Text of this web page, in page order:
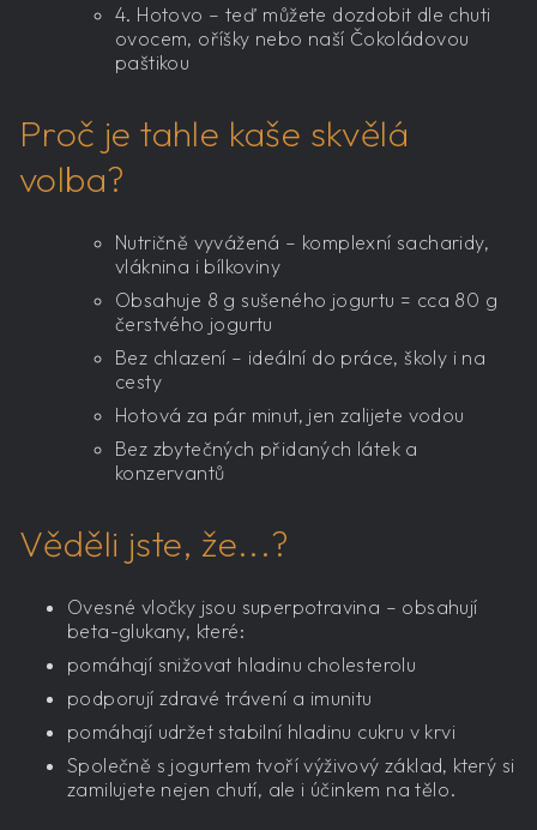
4. Hotovo – teď můžete dozdobit dle chuti
ovocem, oříšky nebo naší Čokoládovou
paštikou
Proč je tahle kaše skvělá
volba?
Nutričně vyvážená – komplexní sacharidy,
vláknina i bílkoviny
Obsahuje 8 g sušeného jogurtu = cca 80 g
čerstvého jogurtu
Bez chlazení – ideální do práce, školy i na
cesty
Hotová za pár minut, jen zalijete vodou
Bez zbytečných přidaných látek a
konzervantů
Věděli jste, že...?
Ovesné vločky jsou superpotravina – obsahují
beta-glukany, které:
pomáhají snižovat hladinu cholesterolu
podporují zdravé trávení a imunitu
pomáhají udržet stabilní hladinu cukru v krvi
Společně s jogurtem tvoří výživový základ, který si
zamilujete nejen chutí, ale i účinkem na tělo.